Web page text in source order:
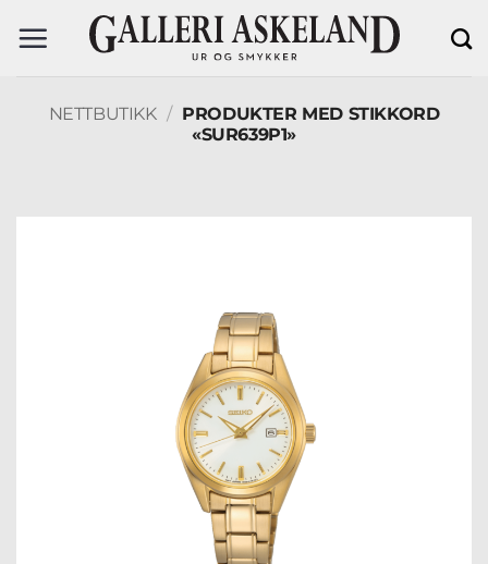
NETTBUTIKK / PRODUKTER MED STIKKORD
«SUR639P1»